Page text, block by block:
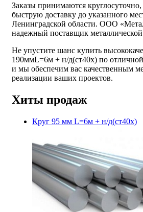
Заказы принимаются
быструю доставку до указанного
Ленинградской области. ООО
надежный поставщик
Не упустите шанс купить
190ммL=6м + н/д(ст40х) по
и мы обеспечим вас качественным
реализации ваших проектов.
Хиты продаж
Круг 95 мм L=6м + н/д(ст40х)